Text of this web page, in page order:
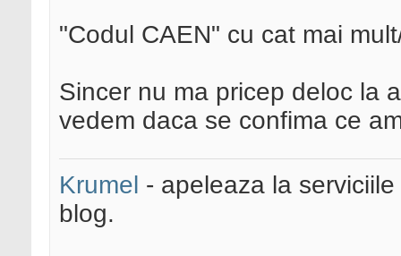
"Codul CAEN" cu cat mai
Sincer nu ma pricep deloc la
vedem daca se confima ce
Krumel - apeleaza la
blog.